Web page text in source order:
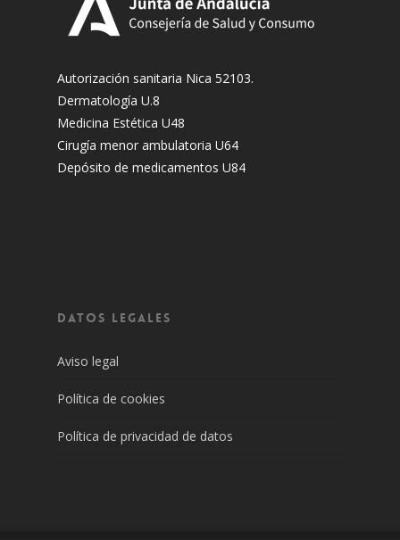
Autorización sanitaria Nica 52103.
Dermatología U.8
Medicina Estética U48
Cirugía menor ambulatoria U64
Depósito de medicamentos U84
DATOS LEGALES
Aviso legal
Política de cookies
Política de privacidad de datos